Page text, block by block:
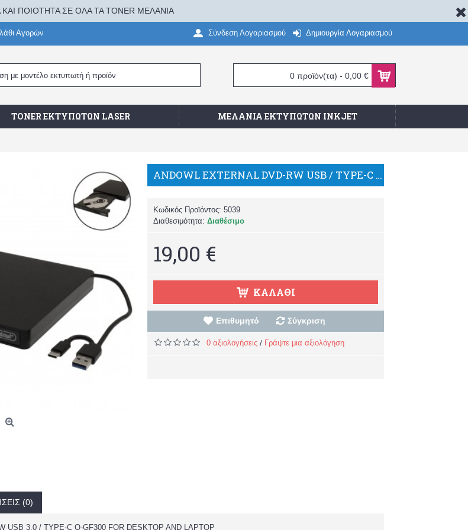
ΠΟΙΟΤΗΤΑ ΣΕ ΟΛΑ ΤΑ TONER ΜΕΛΑΝΙΑ
Αγορών Σύνδεση Λογαριασμού Δημιουργία Λογαριασμού
0 προϊόν(τα) - 0,00 €
TONER ΕΚΤΥΠΩΤΏΝ LASER ΜΕΛΆΝΙΑ ΕΚΤΥΠΩΤΏΝ INKJET
ANDOWL EXTERNAL DVD-RW USB / TYPE-C Q-GF300
Κωδικός Προϊόντος: 5039
Διαθεσιμότητα: Διαθέσιμο
19,00 €
ΚΑΛΆΘΙ
Επιθυμητό Σύγκριση
0 αξιολογήσεις / Γράψτε μια αξιολόγηση
(0)
USB 3.0 / TYPE-C Q-GF300 FOR DESKTOP AND LAPTOP